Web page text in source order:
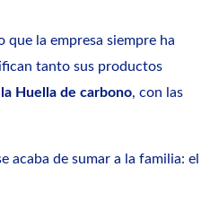
la empresa siempre ha
tanto sus productos
Huella de carbono, con las
acaba de sumar a la familia: el